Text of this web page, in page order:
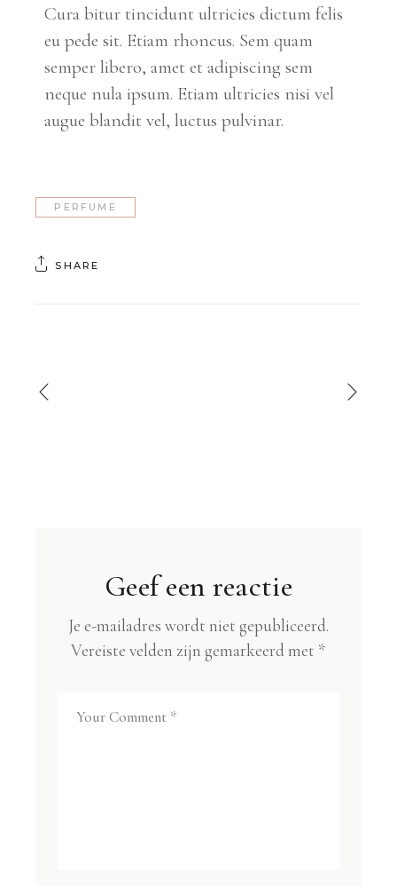
Cura bitur tincidunt ultricies dictum felis
eu pede sit. Etiam rhoncus. Sem quam
semper libero, amet et adipiscing sem
neque nula ipsum. Etiam ultricies nisi vel
augue blandit vel, luctus pulvinar.
PERFUME
SHARE
Geef een reactie
Je e-mailadres wordt niet gepubliceerd.
Vereiste velden zijn gemarkeerd met *